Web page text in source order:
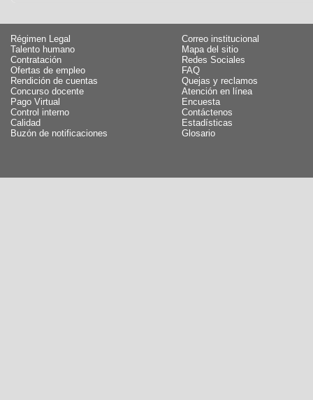
Régimen Legal
Talento humano
Contratación
Ofertas de empleo
Rendición de cuentas
Concurso docente
Pago Virtual
Control interno
Calidad
Buzón de notificaciones
Correo institucional
Mapa del sitio
Redes Sociales
FAQ
Quejas y reclamos
Atención en línea
Encuesta
Contáctenos
Estadísticas
Glosario